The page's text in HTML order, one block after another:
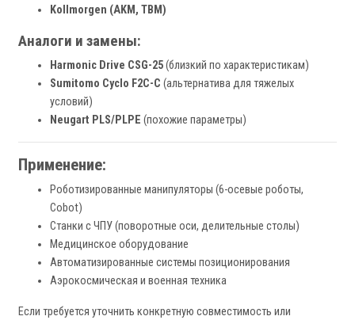
Kollmorgen (AKM, TBM)
Аналоги и замены:
Harmonic Drive CSG-25(близкий по характеристикам)
Sumitomo Cyclo F2C-C (альтернатива для тяжелых
условий)
Neugart PLS/PLPE (похожие параметры)
Применение:
Роботизированные манипуляторы (6-осевые роботы,
Cobot)
Станки с ЧПУ (поворотные оси, делительные столы)
Медицинское оборудование
Автоматизированные системы позиционирования
Аэрокосмическая и военная техника
Если требуется уточнить конкретную совместимость или